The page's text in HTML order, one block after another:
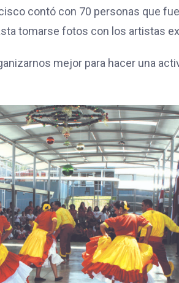
contó con 70 personas que
tomarse fotos con los artistas
mejor para hacer una